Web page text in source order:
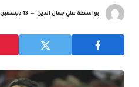
بواسطة علي جمال الدين 13 ديسمبر، 2025